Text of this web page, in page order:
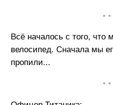
• •
Всё началось с того,
велосипед. Сначала мы
пропили...
• •